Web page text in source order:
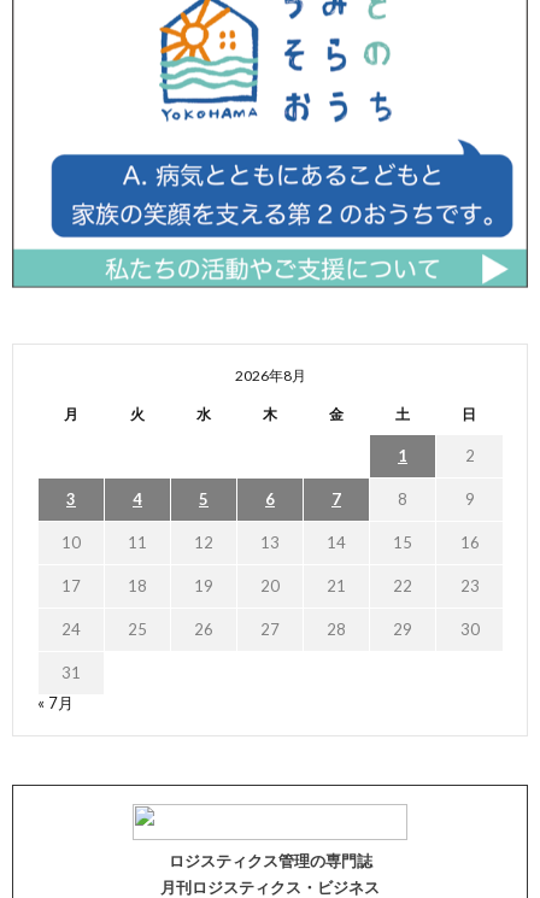
2026年8月
月 火 水 木 金 土 日
1 2
3 4 5 6 7 8 9
10 11 12 13 14 15 16
17 18 19 20 21 22 23
24 25 26 27 28 29 30
31
« 7月
ロジスティクス管理の専門誌
月刊ロジスティクス・ビジネス